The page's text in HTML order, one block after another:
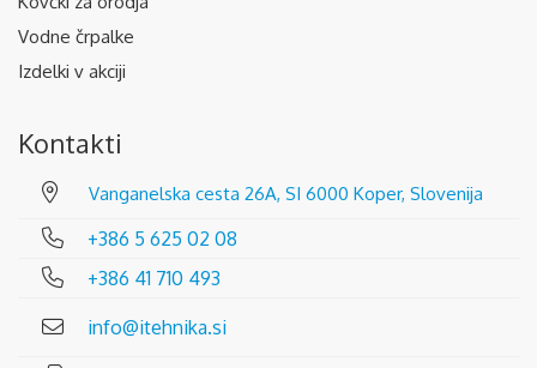
Vodne črpalke
Izdelki v akciji
Kontakti
Vanganelska cesta 26A, SI 6000 Koper, Slovenija
+386 5 625 02 08
+386 41 710 493
info@itehnika.si